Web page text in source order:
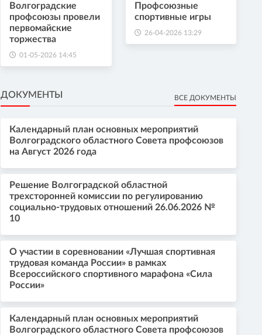
Волгоградские
профсоюзы провели
первомайские
торжества
01-05-2026 14:45
Профсоюзные
спортивные игры
26-04-2026 13:29
ДОКУМЕНТЫ ВСЕ ДОКУМЕНТЫ
Календарный план основных мероприятий
Волгоградского областного Совета профсоюзов
на Август 2026 года
Решение Волгоградской областной
трехсторонней комиссии по регулированию
социально-трудовых отношений 26.06.2026 №
10
О участии в соревновании «Лучшая спортивная
трудовая команда России» в рамках
Всероссийского спортивного марафона «Сила
России»
Календарный план основных мероприятий
Волгоградского областного Совета профсоюзов